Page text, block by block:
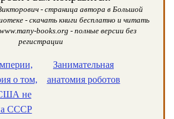
- страница автора в Большой
- скачать книги бесплатно и читать
books.org - полные версии без
регистрации
о том,
не
СССР
Занимательная
анатомия роботов